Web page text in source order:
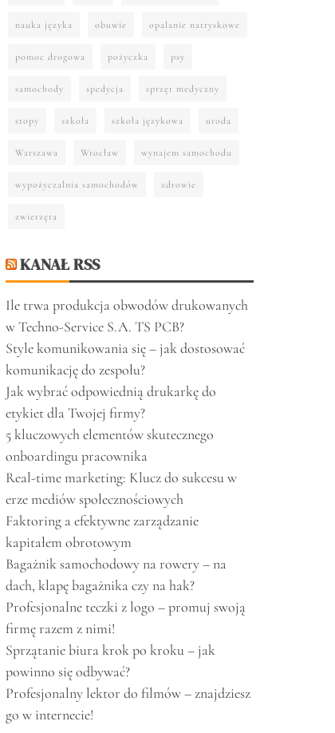
nauka języka obuwie opalanie natryskowe
pomoc drogowa pożyczka psy
samochody spedycja sprzęt medyczny
stopy szkoła szkoła językowa uroda
Warszawa Wrocław wynajem samochodu
wypożyczalnia samochodów zdrowie
zwierzęta
KANAŁ RSS
Ile trwa produkcja obwodów drukowanych
w Techno-Service S.A. TS PCB?
Style komunikowania się – jak dostosować
komunikację do zespołu?
Jak wybrać odpowiednią drukarkę do
etykiet dla Twojej firmy?
5 kluczowych elementów skutecznego
onboardingu pracownika
Real-time marketing: Klucz do sukcesu w
erze mediów społecznościowych
Faktoring a efektywne zarządzanie
kapitałem obrotowym
Bagażnik samochodowy na rowery – na
dach, klapę bagażnika czy na hak?
Profesjonalne teczki z logo – promuj swoją
firmę razem z nimi!
Sprzątanie biura krok po kroku – jak
powinno się odbywać?
Profesjonalny lektor do filmów – znajdziesz
go w internecie!